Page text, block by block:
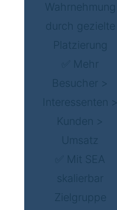
Wahrnehmung
durch gezielte
Platzierung
✅ Mehr
Besucher >
Interessenten >
Kunden >
Umsatz
✅ Mit SEA
skalierbar
Zielgruppe